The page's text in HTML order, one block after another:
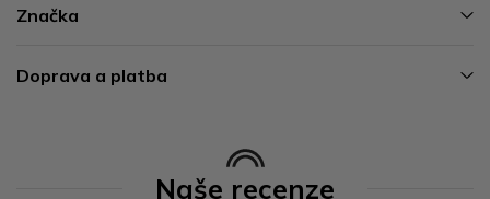
Značka
Doprava a platba
Naše recenze